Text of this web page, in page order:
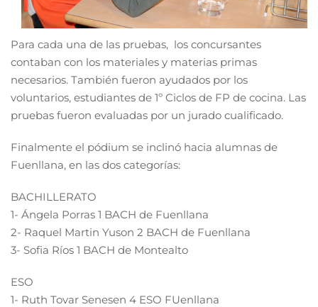
Para cada una de las pruebas, los concursantes
contaban con los materiales y materias primas
necesarios. También fueron ayudados por los
voluntarios, estudiantes de 1º Ciclos de FP de cocina. Las
pruebas fueron evaluadas por un jurado cualificado.
Finalmente el pódium se inclinó hacia alumnas de
Fuenllana, en las dos categorías:
BACHILLERATO
1- Ángela Porras 1 BACH de Fuenllana
2- Raquel Martin Yuson 2 BACH de Fuenllana
3- Sofia Ríos 1 BACH de Montealto
ESO
1- Ruth Tovar Senesen 4 ESO FUenllana